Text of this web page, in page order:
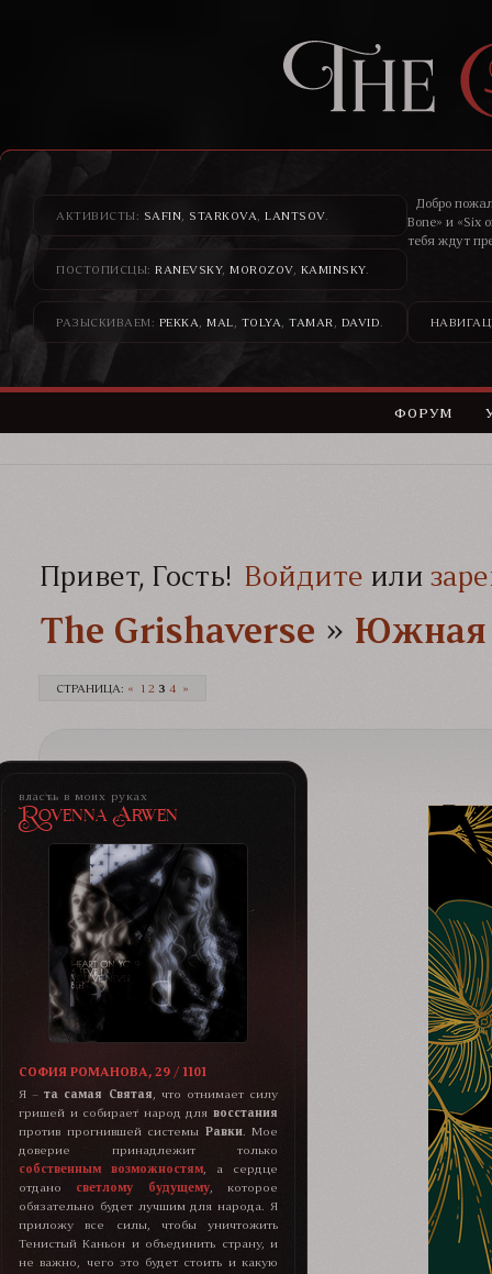
АКТИВИСТЫ: SAFIN STARKOVA LANTSOV.
ПОСТОПИСЦЫ: RANEVSKY, MOROZOV, KAMINSKY.
РАЗЫСКИВАЕМ: PEKKA MAL TOLYA TAMAR DAVID
Добро
Bone» и «Six
тебя ждут
ФОРУМ
Привет, Гость! Войдите или
The Grishaverse­­­ » Южная
СТРАНИЦА: « 1 2 3 4 »
власть в моих руках
Rovenna Arwen
СОФИЯ РОМАНОВА, 29 / 1101
Я –та самая Святая , что отнимает силу
гришей и собирает народ для восстания
против прогнившей системы Равки. Мое
доверие принадлежит только
собственным возможностям , а сердце
отдано светлому будущему, которое
обязательно будет лучшим для народа. Я
приложу все силы, чтобы уничтожить
Тенистый Каньон и объединить страну, и
не важно, чего это будет стоить и какую